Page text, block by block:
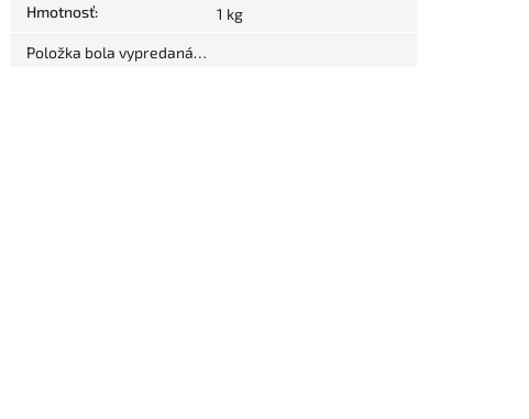
Hmotnosť: 1 kg
Položka bola vypredaná…